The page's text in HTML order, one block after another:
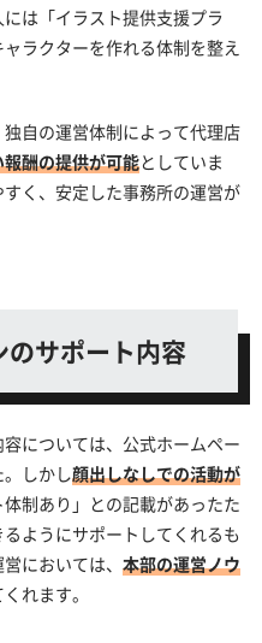
は「イラスト提供支援プラ
ラクターを作れる体制を整え
自の運営体制によって代理店
酬の提供が可能としていま
く、安定した事務所の運営が
サポート内容
については、公式ホームペー
しかし顔出しなしでの活動が
制あり」との記載があったた
ようにサポートしてくれるも
においては、 本部の運営ノウ
れます。